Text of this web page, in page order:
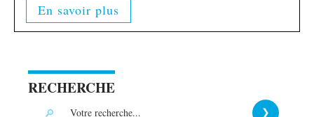
En savoir plus
RECHERCHE